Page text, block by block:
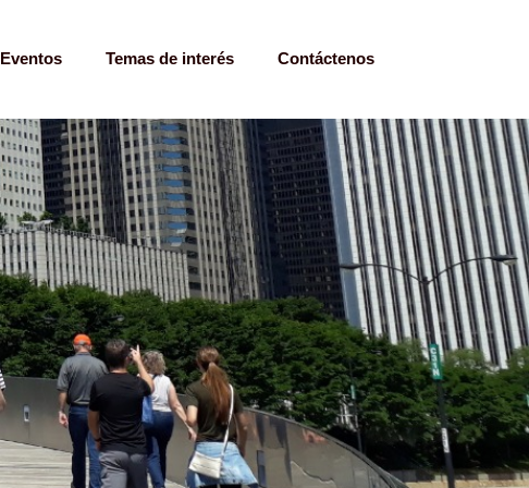
Eventos Temas de interés Contáctenos